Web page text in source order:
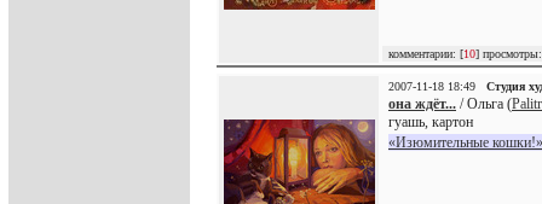
комментарии: [10]
2007-11-18 18:49 Студия
она ждёт... / Ольга (
гуашь, картон
«Изюмительные